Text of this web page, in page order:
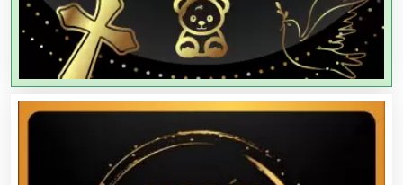
Agua Purificada
Aire Acondicionado